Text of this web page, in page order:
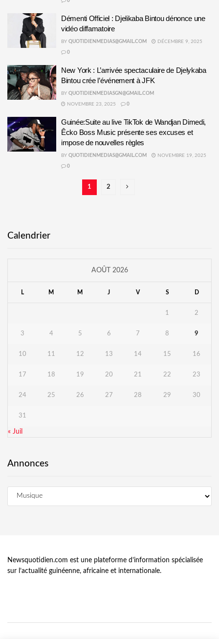
Démenti Officiel : Djelikaba Bintou dénonce une
vidéo diffamatoire
BY QUOTIDIENMEDIAS@GMAIL.COM DÉCEMBRE 9, 2025
0
New York : L’arrivée spectaculaire de Djelykaba
Bintou crée l’événement à JFK
BY QUOTIDIENMEDIASGN@GMAIL.COM
NOVEMBRE 23, 2025 0
Guinée:Suite au live TikTok de Wandjan Dimedi,
Êcko Boss Music présente ses excuses et
impose de nouvelles règles
BY QUOTIDIENMEDIAS@GMAIL.COM NOVEMBRE 19, 2025
0
1 2
Calendrier
AOÛT 2026
L M M J V S D
1 2
3 4 5 6 7 8 9
10 11 12 13 14 15 16
17 18 19 20 21 22 23
24 25 26 27 28 29 30
31
« Juil
Annonces
Newsquotidien.com est une plateforme d’information spécialisée
sur l’actualité guinéenne, africaine et internationale.